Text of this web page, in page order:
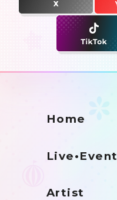
Home
Live•Event
Artist